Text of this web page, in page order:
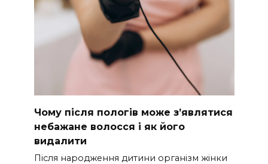
Чому після пологів може з’являтися
небажане волосся і як його
видалити
Після народження дитини організм жінки